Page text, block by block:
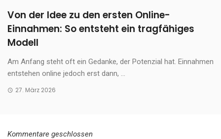
Von der Idee zu den ersten Online-
Einnahmen: So entsteht ein tragfähiges
Modell
Am Anfang steht oft ein Gedanke, der Potenzial hat. Einnahmen
entstehen online jedoch erst dann, ...
27. März 2026
Kommentare geschlossen